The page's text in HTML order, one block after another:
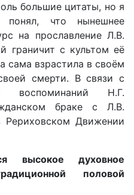
большие цитаты, но я
понял, что нынешнее
на прославление Л.В.
граничит с культом её
сама взрастила в своём
смерти. В связи с
воспоминаний Н.Г.
браке с Л.В.
Движении
высокое духовное
половой